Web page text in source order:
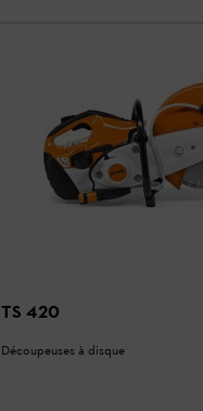
TS 420
Découpeuses à disque